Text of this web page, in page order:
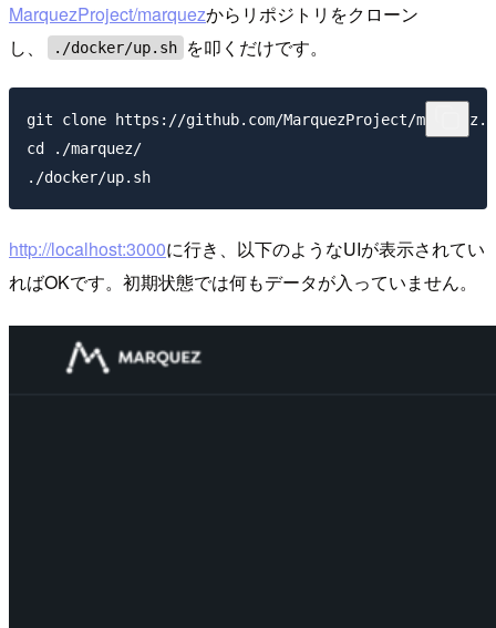
MarquezProject/marquezからリポジトリをクローン
し、
./docker/up.sh を叩くだけです。
git clone https://github.com/MarquezProject/
cd ./marquez/
http://localhost:3000に行き、以下のようなUIが表示されてい
ればOKです。初期状態では何もデータが入っていません。